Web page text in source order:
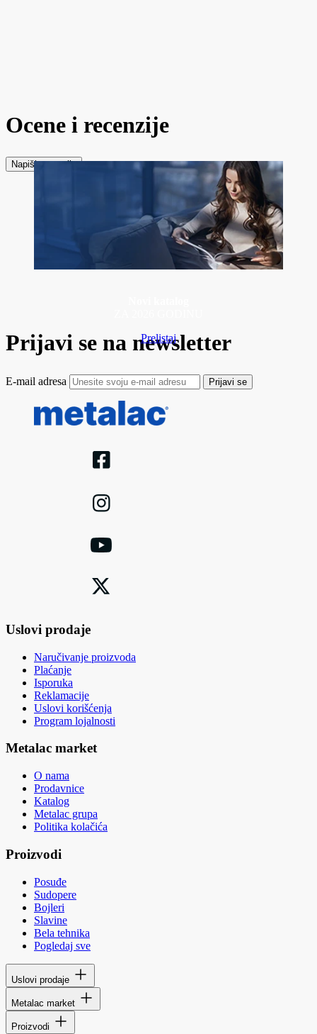
Ocene i recenzije
Napiši recenziju
Prelistaj
Prijavi se na newsletter
E-mail adresa Prijavi se
Uslovi prodaje
Naručivanje proizvoda
Plaćanje
Isporuka
Reklamacije
Uslovi korišćenja
Program lojalnosti
Metalac market
O nama
Prodavnice
Katalog
Metalac grupa
Politika kolačića
Proizvodi
Posuđe
Sudopere
Bojleri
Slavine
Bela tehnika
Pogledaj sve
Uslovi prodaje
Metalac market
Proizvodi